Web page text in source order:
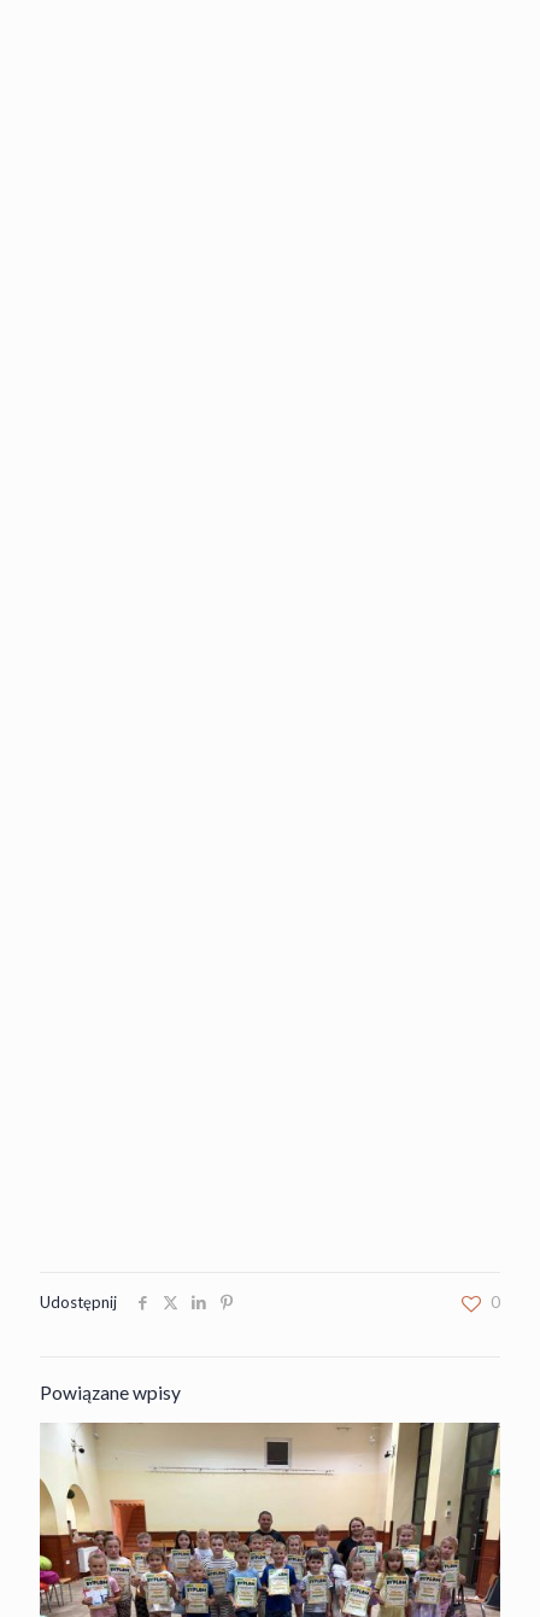
Udostępnij 0
Powiązane wpisy